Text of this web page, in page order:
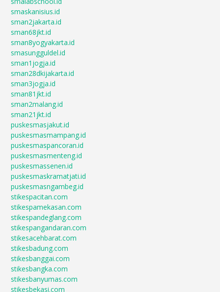
smaskanisius.id
sman2jakarta.id
sman68jkt.id
sman8yogyakarta.id
smasungguldel.id
sman1jogja.id
sman28dkijakarta.id
sman3jogja.id
sman81jkt.id
sman2malang.id
sman21jkt.id
puskesmasjakut.id
puskesmasmampang.id
puskesmaspancoran.id
puskesmasmenteng.id
puskesmassenen.id
puskesmaskramatjati.id
puskesmasngambeg.id
stikespacitan.com
stikespamekasan.com
stikespandeglang.com
stikespangandaran.com
stikesacehbarat.com
stikesbadung.com
stikesbanggai.com
stikesbangka.com
stikesbanyumas.com
stikesbekasi.com